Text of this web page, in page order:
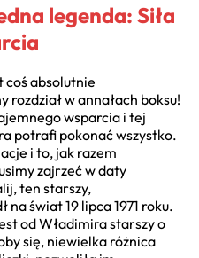
legenda: Siła
coś absolutnie
w annałach boksu!
wsparcia i tej
potrafi pokonać wszystko.
i to, jak razem
zajrzeć w daty
ten starszy,
świat 19 lipca 1971 roku.
od Władimira starszy o
się, niewielka różnica